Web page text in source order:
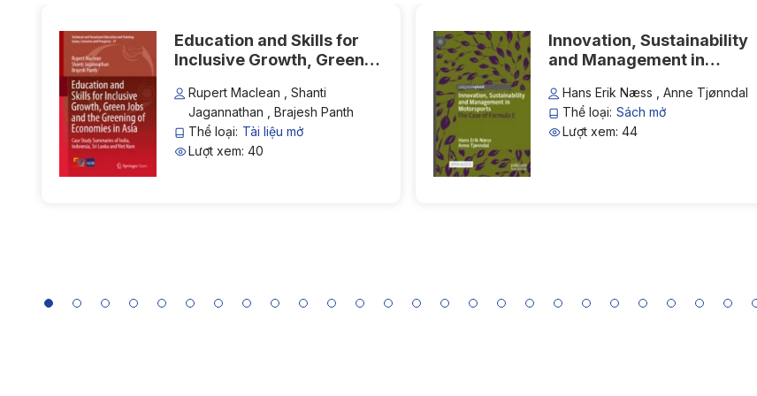
Education and Skills for
Inclusive Growth, Green
Economies in Asia: Case
Study Summaries of India,
Indonesia, Sri Lanka and
Viet Nam
Rupert Maclean , Shanti
Jagannathan , Brajesh Panth
Thể loại: Tài liệu mở
Lượt xem: 40
Innovation, Sustainability
and Management in
Formula E
Hans Erik Næss , Anne Tjønndal
Thể loại: Sách mở
Lượt xem: 44